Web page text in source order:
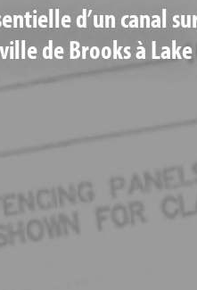
d’un canal
de Brooks à Lake